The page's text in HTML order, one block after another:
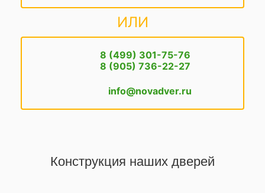
ИЛИ
8 (499) 301-75-76
8 (905) 736-22-27
info@novadver.ru
Конструкция наших дверей